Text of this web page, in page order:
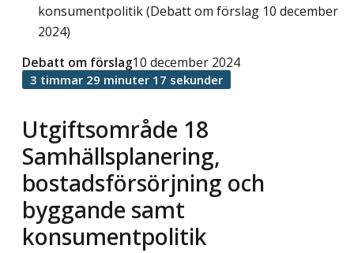
konsumentpolitik (Debatt om förslag 10 december
2024)
Utgiftsområde 18
Samhällsplanering,
bostadsförsörjning och
byggande samt
konsumentpolitik
Debatt om förslag10 december 2024
3 timmar 29 minuter 17 sekunder